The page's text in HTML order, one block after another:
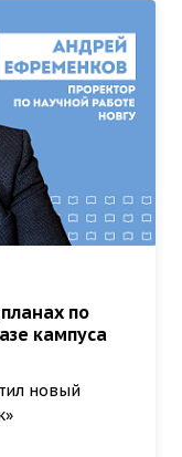
по
кампуса
новый